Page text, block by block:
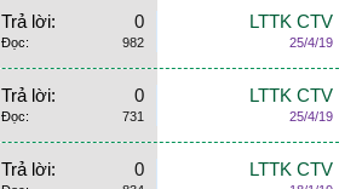
Trả lời: 0
Đọc: 982
LTTK CTV
25/4/19
Trả lời: 0
Đọc: 731
LTTK CTV
25/4/19
Trả lời: 0 LTTK CTV